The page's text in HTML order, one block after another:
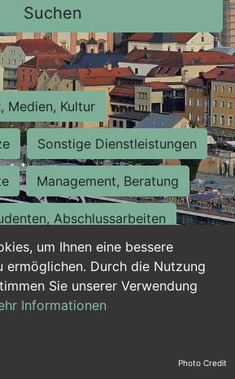
um Ihnen eine bessere
ermöglichen. Durch die Nutzung
Sie unserer Verwendung
Informationen
Suchen
Medien, Kultur
Sonstige Dienstleistungen
Management, Beratung
Abschlussarbeiten
Assistenz, Sekretariat
und Nebenjobs
duale Ausbildung Photo Credit